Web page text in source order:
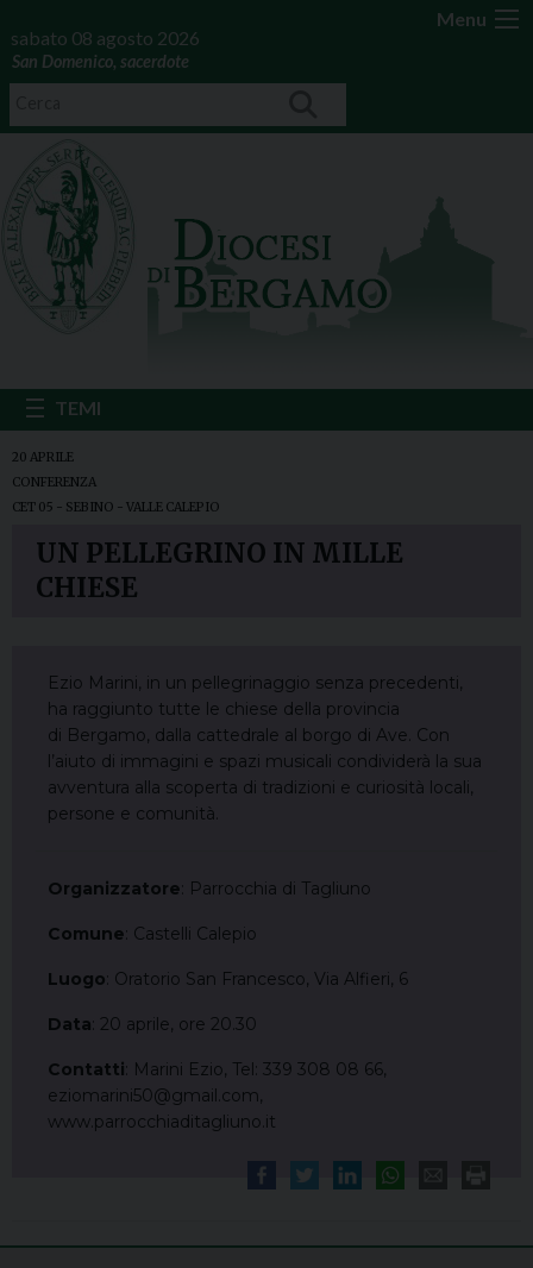
Menu
sabato 08 agosto 2026
San Domenico, sacerdote
20 APRILE
CONFERENZA
CET 05 - SEBINO - VALLE CALEPIO
UN PELLEGRINO IN MILLE
CHIESE
Ezio Marini, in un pellegrinaggio senza precedenti,
ha raggiunto tutte le chiese della provincia
di Bergamo, dalla cattedrale al borgo di Ave. Con
l’aiuto di immagini e spazi musicali condividerà la sua
avventura alla scoperta di tradizioni e curiosità locali,
persone e comunità.
Organizzatore: Parrocchia di Tagliuno
Comune: Castelli Calepio
Luogo: Oratorio San Francesco, Via Alfieri, 6
Data: 20 aprile, ore 20.30
Contatti: Marini Ezio, Tel: 339 308 08 66,
eziomarini50@gmail.com,
www.parrocchiaditagliuno.it